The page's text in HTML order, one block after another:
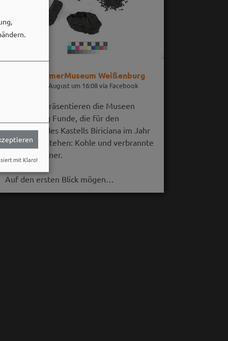
RömerMuseum Weißenburg
06. August um 16:08 via Facebook
Im August präsentieren die Museen
Weißenburg Funde, die für den
Untergang des Kastells Biriciana im Jahr
254 n. Chr. stehen: Kohle und verbrannte
Getreidekörner.
Auf den ersten Blick mögen…
mit Klaro!